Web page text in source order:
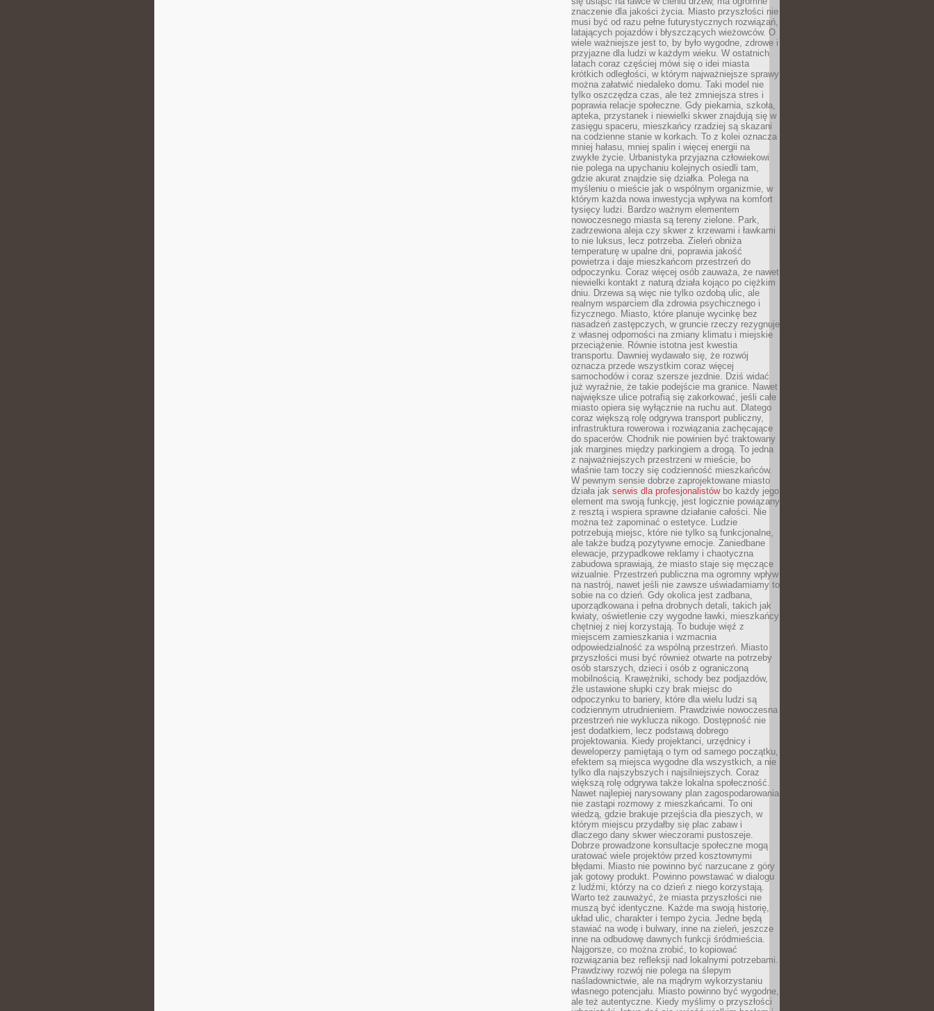
znaczenie dla jakości życia. Miasto przyszłości nie
musi być od razu pełne futurystycznych rozwiązań,
latających pojazdów i błyszczących wieżowców. O
wiele ważniejsze jest to, by było wygodne, zdrowe i
przyjazne dla ludzi w każdym wieku. W ostatnich
latach coraz częściej mówi się o idei miasta
krótkich odległości, w którym najważniejsze sprawy
można załatwić niedaleko domu. Taki model nie
tylko oszczędza czas, ale też zmniejsza stres i
poprawia relacje społeczne. Gdy piekarnia, szkoła,
apteka, przystanek i niewielki skwer znajdują się w
zasięgu spaceru, mieszkańcy rzadziej są skazani
na codzienne stanie w korkach. To z kolei oznacza
mniej hałasu, mniej spalin i więcej energii na
zwykłe życie. Urbanistyka przyjazna człowiekowi
nie polega na upychaniu kolejnych osiedli tam,
gdzie akurat znajdzie się działka. Polega na
myśleniu o mieście jak o wspólnym organizmie, w
którym każda nowa inwestycja wpływa na komfort
tysięcy ludzi. Bardzo ważnym elementem
nowoczesnego miasta są tereny zielone. Park,
zadrzewiona aleja czy skwer z krzewami i ławkami
to nie luksus, lecz potrzeba. Zieleń obniża
temperaturę w upalne dni, poprawia jakość
powietrza i daje mieszkańcom przestrzeń do
odpoczynku. Coraz więcej osób zauważa, że nawet
niewielki kontakt z naturą działa kojąco po ciężkim
dniu. Drzewa są więc nie tylko ozdobą ulic, ale
realnym wsparciem dla zdrowia psychicznego i
fizycznego. Miasto, które planuje wycinkę bez
nasadzeń zastępczych, w gruncie rzeczy rezygnuje
z własnej odporności na zmiany klimatu i miejskie
przeciążenie. Równie istotna jest kwestia
transportu. Dawniej wydawało się, że rozwój
oznacza przede wszystkim coraz więcej
samochodów i coraz szersze jezdnie. Dziś widać
już wyraźnie, że takie podejście ma granice. Nawet
największe ulice potrafią się zakorkować, jeśli całe
miasto opiera się wyłącznie na ruchu aut. Dlatego
coraz większą rolę odgrywa transport publiczny,
infrastruktura rowerowa i rozwiązania zachęcające
do spacerów. Chodnik nie powinien być traktowany
jak margines między parkingiem a drogą. To jedna
z najważniejszych przestrzeni w mieście, bo
właśnie tam toczy się codzienność mieszkańców.
W pewnym sensie dobrze zaprojektowane miasto
działa jak serwis dla profesjonalistówbo każdy jego
element ma swoją funkcję, jest logicznie powiązany
z resztą i wspiera sprawne działanie całości. Nie
można też zapominać o estetyce. Ludzie
potrzebują miejsc, które nie tylko są funkcjonalne,
ale także budzą pozytywne emocje. Zaniedbane
elewacje, przypadkowe reklamy i chaotyczna
zabudowa sprawiają, że miasto staje się męczące
wizualnie. Przestrzeń publiczna ma ogromny wpływ
na nastrój, nawet jeśli nie zawsze uświadamiamy to
sobie na co dzień. Gdy okolica jest zadbana,
uporządkowana i pełna drobnych detali, takich jak
kwiaty, oświetlenie czy wygodne ławki, mieszkańcy
chętniej z niej korzystają. To buduje więź z
miejscem zamieszkania i wzmacnia
odpowiedzialność za wspólną przestrzeń. Miasto
przyszłości musi być również otwarte na potrzeby
osób starszych, dzieci i osób z ograniczoną
mobilnością. Krawężniki, schody bez podjazdów,
źle ustawione słupki czy brak miejsc do
odpoczynku to bariery, które dla wielu ludzi są
codziennym utrudnieniem. Prawdziwie nowoczesna
przestrzeń nie wyklucza nikogo. Dostępność nie
jest dodatkiem, lecz podstawą dobrego
projektowania. Kiedy projektanci, urzędnicy i
deweloperzy pamiętają o tym od samego początku,
efektem są miejsca wygodne dla wszystkich, a nie
tylko dla najszybszych i najsilniejszych. Coraz
większą rolę odgrywa także lokalna społeczność.
Nawet najlepiej narysowany plan zagospodarowania
nie zastąpi rozmowy z mieszkańcami. To oni
wiedzą, gdzie brakuje przejścia dla pieszych, w
którym miejscu przydałby się plac zabaw i
dlaczego dany skwer wieczorami pustoszeje.
Dobrze prowadzone konsultacje społeczne mogą
uratować wiele projektów przed kosztownymi
błędami. Miasto nie powinno być narzucane z góry
jak gotowy produkt. Powinno powstawać w dialogu
z ludźmi, którzy na co dzień z niego korzystają.
Warto też zauważyć, że miasta przyszłości nie
muszą być identyczne. Każde ma swoją historię,
układ ulic, charakter i tempo życia. Jedne będą
stawiać na wodę i bulwary, inne na zieleń, jeszcze
inne na odbudowę dawnych funkcji śródmieścia.
Najgorsze, co można zrobić, to kopiować
rozwiązania bez refleksji nad lokalnymi potrzebami.
Prawdziwy rozwój nie polega na ślepym
naśladownictwie, ale na mądrym wykorzystaniu
własnego potencjału. Miasto powinno być wygodne,
ale też autentyczne. Kiedy myślimy o przyszłości